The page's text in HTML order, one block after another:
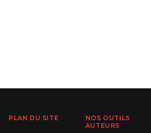
PLAN DU SITE
NOS OUTILS
AUTEURS